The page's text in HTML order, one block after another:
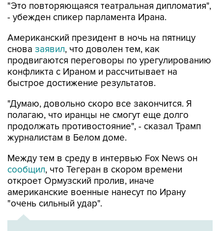
"Это повторяющаяся театральная дипломатия",
- убежден спикер парламента Ирана.
Американский президент в ночь на пятницу
снова заявил, что доволен тем, как
продвигаются переговоры по урегулированию
конфликта с Ираном и рассчитывает на
быстрое достижение результатов.
"Думаю, довольно скоро все закончится. Я
полагаю, что иранцы не смогут еще долго
продолжать противостояние", - сказал Трамп
журналистам в Белом доме.
Между тем в среду в интервью Fox News он
сообщил, что Тегеран в скором времени
откроет Ормузский пролив, иначе
американские военные нанесут по Ирану
"очень сильный удар".